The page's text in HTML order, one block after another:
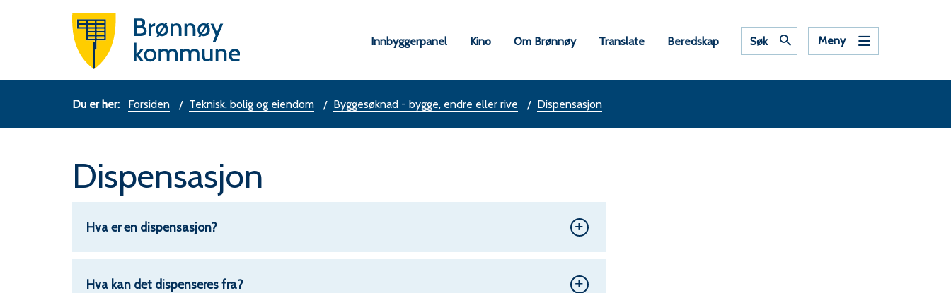
kommune
Innbyggerpanel Kino Om Brønnøy Translate Beredskap Søk Meny
Du
her:
Forsiden Teknisk, bolig og eiendom Byggesøknad - bygge, endre eller rive Dispensasjon
Dispensasjon
Hva er en dispensasjon?
Hva kan det dispenseres fra?